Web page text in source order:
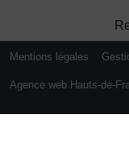
Mentions légales
Agence web Hauts-de-